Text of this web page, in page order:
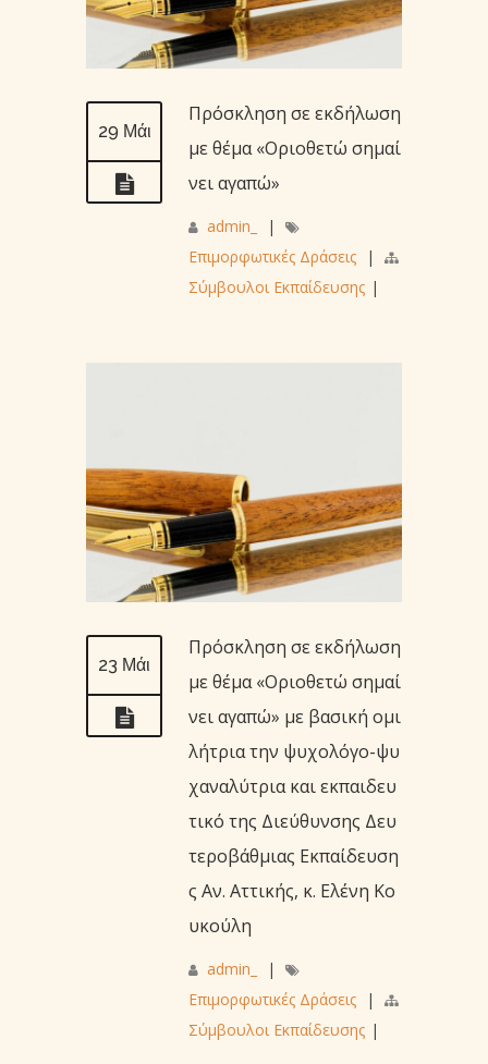
29 Μάι
Πρόσκληση σε εκδήλωση
με θέμα «Οριοθετώ σημαί
νει αγαπώ»
admin_
|
Επιμορφωτικές Δράσεις
|
Σύμβουλοι Εκπαίδευσης |
23 Μάι
Πρόσκληση σε εκδήλωση
με θέμα «Οριοθετώ σημαί
νει αγαπώ» με βασική ομι
λήτρια την ψυχολόγο-ψυ
χαναλύτρια και εκπαιδευ
τικό της Διεύθυνσης Δευ
τεροβάθμιας Εκπαίδευση
ς Αν. Αττικής, κ. Ελένη Κο
υκούλη
admin_
|
Επιμορφωτικές Δράσεις
|
Σύμβουλοι Εκπαίδευσης |